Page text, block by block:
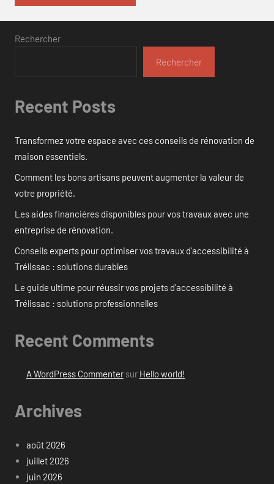
Rechercher
Rechercher
Recent Posts
Transformez votre espace avec ces conseils de rénovation de
maison essentiels.
Comment les bons artisans peuvent augmenter la valeur de
votre propriété.
Les aides financières disponibles pour vos travaux avec une
entreprise de rénovation.
Conseils experts pour optimiser vos travaux d’accessibilité à
Trélissac : solutions durables
Le guide ultime pour réussir vos projets d’accessibilité à
Trélissac : solutions professionnelles
Recent Comments
A WordPress Commentersur Hello world!
Archives
août 2026
juillet 2026
juin 2026